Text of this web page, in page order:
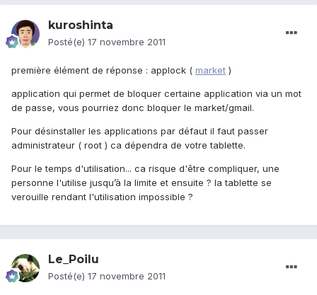
kuroshinta
Posté(e) 17 novembre 2011
première élément de réponse : applock ( market )
application qui permet de bloquer certaine application via un mot
de passe, vous pourriez donc bloquer le market/gmail.
Pour désinstaller les applications par défaut il faut passer
administrateur ( root ) ca dépendra de votre tablette.
Pour le temps d'utilisation... ca risque d'être compliquer, une
personne l'utilise jusqu’à la limite et ensuite ? la tablette se
verouille rendant l'utilisation impossible ?
Le_Poilu
Posté(e) 17 novembre 2011